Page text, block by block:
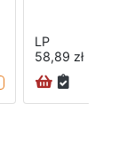
LP
58,89 zł